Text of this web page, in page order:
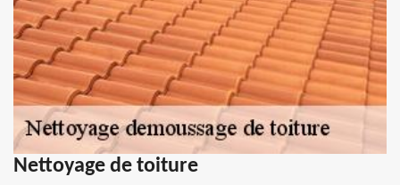
Nettoyage de toiture